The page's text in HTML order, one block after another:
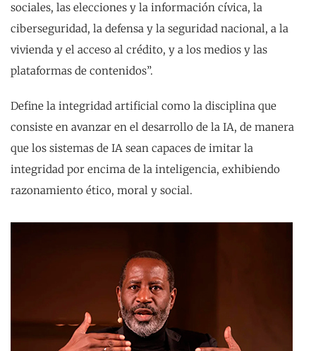
sociales, las elecciones y la información cívica, la
ciberseguridad, la defensa y la seguridad nacional, a la
vivienda y el acceso al crédito, y a los medios y las
plataformas de contenidos”.
Define la integridad artificial como la disciplina que
consiste en avanzar en el desarrollo de la IA, de manera
que los sistemas de IA sean capaces de imitar la
integridad por encima de la inteligencia, exhibiendo
razonamiento ético, moral y social.